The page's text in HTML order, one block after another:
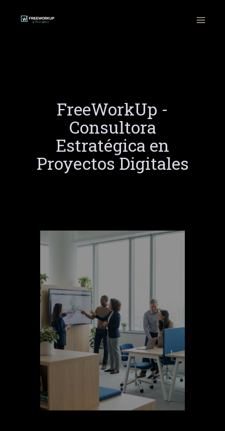
FreeWorkUp -
Consultora
Estratégica en
Proyectos Digitales